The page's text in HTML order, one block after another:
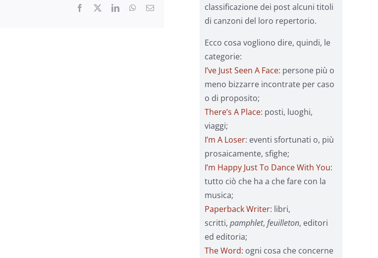
Facebook LinkedInWhatsApp
Email
classificazione dei post alcuni titoli
di canzoni del loro repertorio.
Ecco cosa vogliono dire, quindi, le
categorie:
I’ve Just Seen A Face: persone più o
meno bizzarre incontrate per caso
o di proposito;
There’s A Place: posti, luoghi,
viaggi;
I’m A Loser: eventi sfortunati o, più
prosaicamente, sfighe;
I’m Happy Just To Dance With You:
tutto ciò che ha a che fare con la
musica;
Paperback Writer: libri,
scritti, pamphlet, feuilleton, editori
ed editoria;
The Word: ogni cosa che concerne